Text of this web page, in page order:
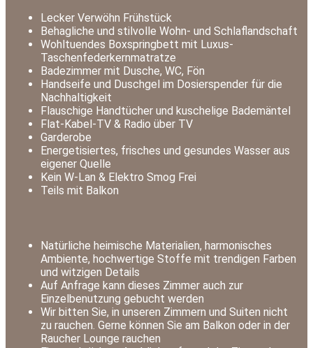
Lecker Verwöhn Frühstück
Behagliche und stilvolle Wohn- und Schlaflandschaft
Wohltuendes Boxspringbett mit Luxus-
Taschenfederkernmatratze
Badezimmer mit Dusche, WC, Fön
Handseife und Duschgel im Dosierspender für die
Nachhaltigkeit
Flauschige Handtücher und kuschelige Bademäntel
Flat-Kabel-TV & Radio über TV
Garderobe
Energetisiertes, frisches und gesundes Wasser aus
eigener Quelle
Kein W-Lan & Elektro Smog Frei
Teils mit Balkon
Natürliche heimische Materialien, harmonisches
Ambiente, hochwertige Stoffe mit trendigen Farben
und witzigen Details
Auf Anfrage kann dieses Zimmer auch zur
Einzelbenutzung gebucht werden
Wir bitten Sie, in unseren Zimmern und Suiten nicht
zu rauchen. Gerne können Sie am Balkon oder in der
Raucher Lounge rauchen